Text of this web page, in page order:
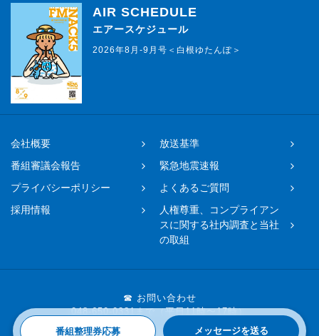
番組整理券応募 メッセージを送る
AIR SCHEDULE
エアースケジュール
2026年8月-9月号＜白根ゆたんぽ＞
会社概要
放送基準
番組審議会報告
緊急地震速報
プライバシーポリシー
よくあるご質問
採用情報
人権尊重、コンプライアン
スに関する社内調査と当社
の取組
☎ お問い合わせ
048-650-0331まで（平日11時〜17時）
Copyright © 2019 FM NACK5 All rights reserved.